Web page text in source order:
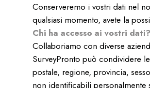
Conserveremo i vostri dati nel
qualsiasi momento, avete la
Chi ha accesso ai vostri dati?
Collaboriamo con diverse
SurveyPronto può condividere
postale, regione, provincia,
non identificabili